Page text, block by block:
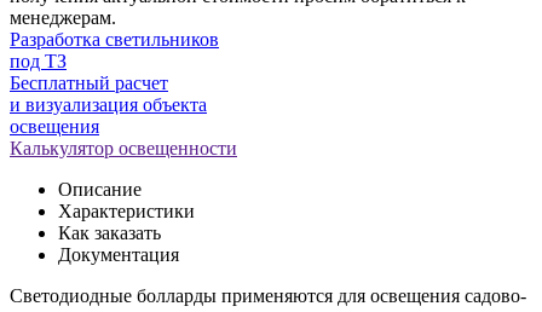
менеджерам.
Разработка светильников
под ТЗ
Бесплатный расчет
и визуализация объекта
освещения
Калькулятор освещенности
Описание
Характеристики
Как заказать
Документация
Светодиодные болларды применяются для освещения садово-